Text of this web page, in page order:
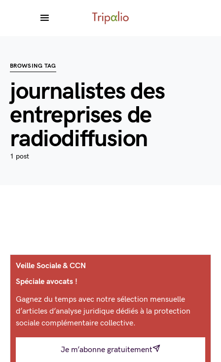
BROWSING TAG
journalistes des
entreprises de
radiodiffusion
1 post
Veille Sociale & CCN
Spéciale avocats !
Gagnez du temps avec notre sélection mensuelle
d’articles d’analyse juridique dédiés à la protection
sociale complémentaire collective.
Je m’abonne gratuitement